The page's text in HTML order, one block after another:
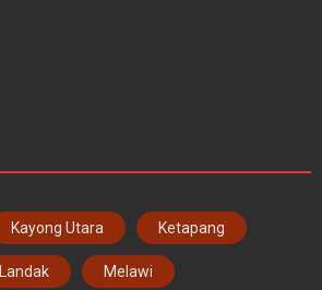
Kayong Utara Ketapang
Landak Melawi